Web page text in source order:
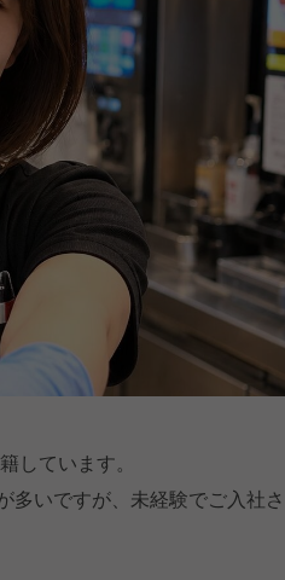
しています。
多いですが、未経験でご入社さ